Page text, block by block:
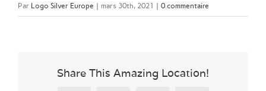
Par Logo Silver Europe | mars 30th, 2021 | 0 commentaire
Share This Amazing Location!